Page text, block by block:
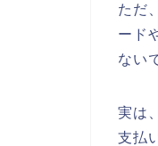
ただ
ード
ない
実は
支払